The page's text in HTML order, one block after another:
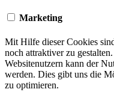
Marketing
Mit Hilfe dieser Cookies
noch attraktiver zu
Websitenutzern kann der
werden. Dies gibt uns die
zu optimieren.